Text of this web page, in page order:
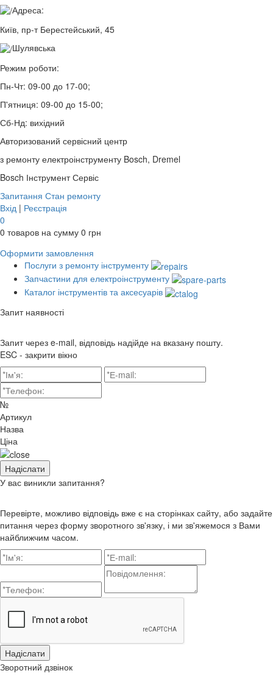
Адреса:
Київ, пр-т Берестейський, 45
Шулявська
Режим роботи:
Пн-Чт: 09-00 до 17-00;
П'ятниця: 09-00 до 15-00;
Сб-Нд: вихідний
Авторизований сервісний центр
з ремонту електроінструменту Bosch, Dremel
Bosch Інструмент Сервіс
Запитання Стан ремонту
Вхід | Реєстрація
0
0 товаров на сумму 0 грн
Оформити замовлення
Послуги з ремонту інструменту
Запчастини для електроінструменту
Каталог інструментів та аксесуарів
Запит наявності
Запит через e-mail, відповідь надійде на вказану пошту.
ESC - закрити вікно
№
Артикул
Назва
Ціна
У вас виникли запитання?
Перевірте, можливо відповідь вже є на сторінках сайту, або задайте
питання через форму зворотного зв'язку, і ми зв'яжемося з Вами
найближчим часом.
Зворотний дзвінок